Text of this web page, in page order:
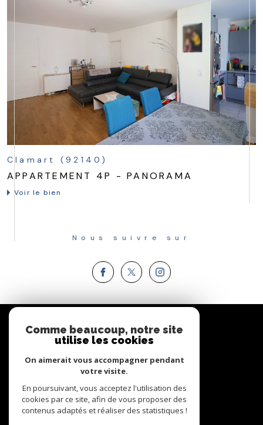
Clamart (92140)
APPARTEMENT 4P - PANORAMA
Voir le bien
Nous suivre sur
PROPRIÉTAIRE
Se connecter
Comme beaucoup, notre site
utilise les cookies
On aimerait vous accompagner pendant
votre visite.
En poursuivant, vous acceptez l'utilisation des
cookies par ce site, afin de vous proposer des
contenus adaptés et réaliser des statistiques !